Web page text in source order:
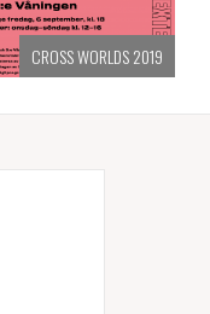
CROSS WORLDS 2019